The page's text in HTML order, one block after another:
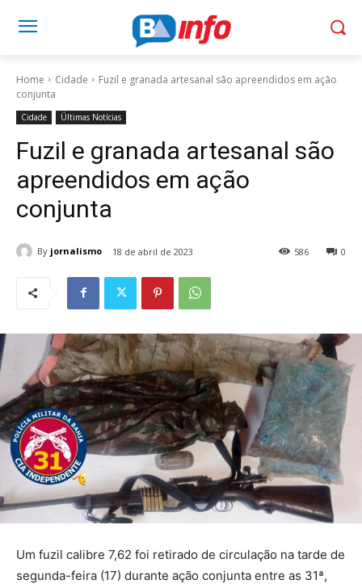
Home Cidade
Fuzil e granada artesanal são apreendidos em ação
conjunta
Cidade Últimas Notícias
Fuzil e granada artesanal são
apreendidos em ação
conjunta
By jornalismo 18 de abril de 2023 0
586
Um fuzil calibre 7,62 foi retirado de circulação na tarde de
segunda-feira (17) durante ação conjunta entre as 31ª,